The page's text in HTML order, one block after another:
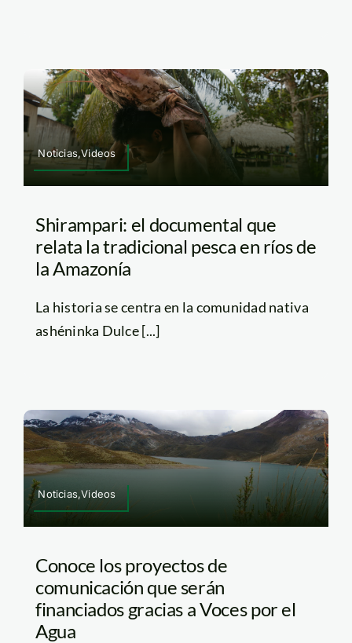
Noticias,Videos
Shirampari: el documental que
relata la tradicional pesca en ríos de
la Amazonía
La historia se centra en la comunidad nativa
ashéninka Dulce [...]
Noticias,Videos
Conoce los proyectos de
comunicación que serán
financiados gracias a Voces por el
Agua